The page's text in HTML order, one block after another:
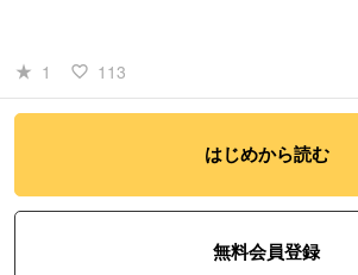
star_rate 1 favorite_border 113
はじめから読む
無料会員登録